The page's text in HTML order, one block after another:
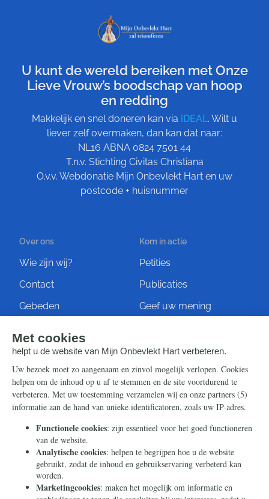
U kunt de wereld bereiken met Onze
Lieve Vrouw’s boodschap van hoop
en redding
Makkelijk en snel doneren kan via iDEAL. Wilt u
liever zelf overmaken, dan kan dat naar:
NL16 ABNA 0824 7501 44
T.n.v. Stichting Civitas Christiana
O.v.v. Webdonatie Mijn Onbevlekt Hart en uw
postcode + huisnummer
Over ons
Wie zijn wij?
Contact
Gebeden
Kom in actie
Petities
Publicaties
Geef uw mening
Steun ons
Nieuwsbrief
Eenmalig
Maandelijks
Periodiek
Nalaten
Zelf overschrijven
Info
Contact
Ontvang onze Telegram-
berichten